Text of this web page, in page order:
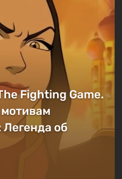
Fighting Game.
об